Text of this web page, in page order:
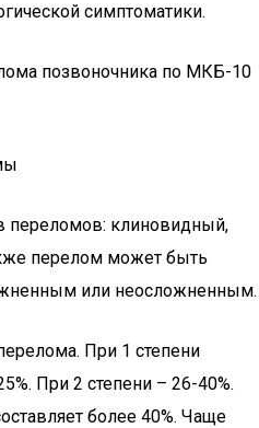
симптоматики.
позвоночника по МКБ-10
переломов: клиновидный,
перелом может быть
или неосложненным.
При 1 степени
При 2 степени – 26-40%.
более 40%. Чаще